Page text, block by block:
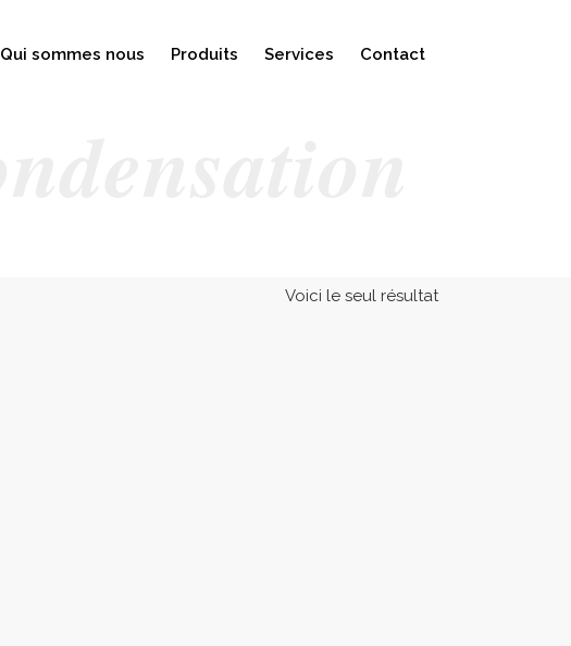
Qui sommes nous Produits Services Contact
Voici le seul résultat